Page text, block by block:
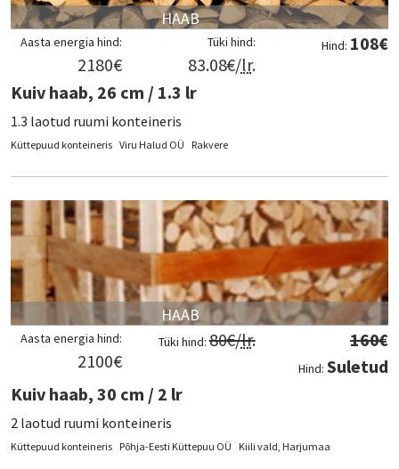
HAAB
Hind: 108€
Tüki hind:
83.08€/lr.
Aasta energia hind:
2180€
Kuiv haab, 26 cm / 1.3 lr
1.3 laotud ruumi konteineris
Küttepuud konteineris Viru Halud OÜ Rakvere
HAAB
Hind:
160€
Suletud
Tüki hind: 80€/lr.
Aasta energia hind:
2100€
Kuiv haab, 30 cm / 2 lr
2 laotud ruumi konteineris
Küttepuud konteineris Põhja-Eesti Küttepuu OÜ Kiili vald, Harjumaa